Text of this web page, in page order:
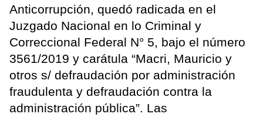
Anticorrupción, quedó radicada en el
Juzgado Nacional en lo Criminal y
Correccional Federal N° 5, bajo el número
3561/2019 y carátula “Macri, Mauricio y
otros s/ defraudación por administración
fraudulenta y defraudación contra la
administración pública”. Las